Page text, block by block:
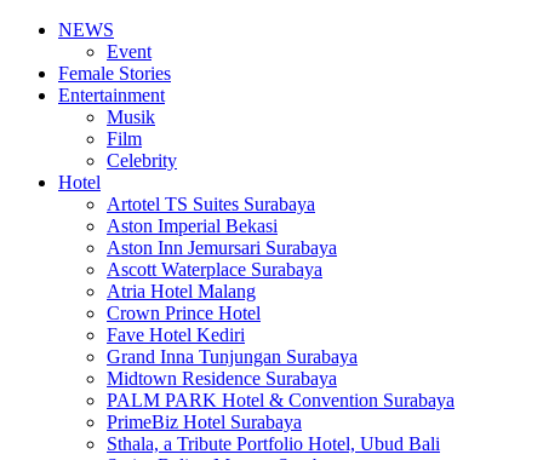
NEWS
Event
Female Stories
Entertainment
Musik
Film
Celebrity
Hotel
Artotel TS Suites Surabaya
Aston Imperial Bekasi
Aston Inn Jemursari Surabaya
Ascott Waterplace Surabaya
Atria Hotel Malang
Crown Prince Hotel
Fave Hotel Kediri
Grand Inna Tunjungan Surabaya
Midtown Residence Surabaya
PALM PARK Hotel & Convention Surabaya
PrimeBiz Hotel Surabaya
Sthala, a Tribute Portfolio Hotel, Ubud Bali